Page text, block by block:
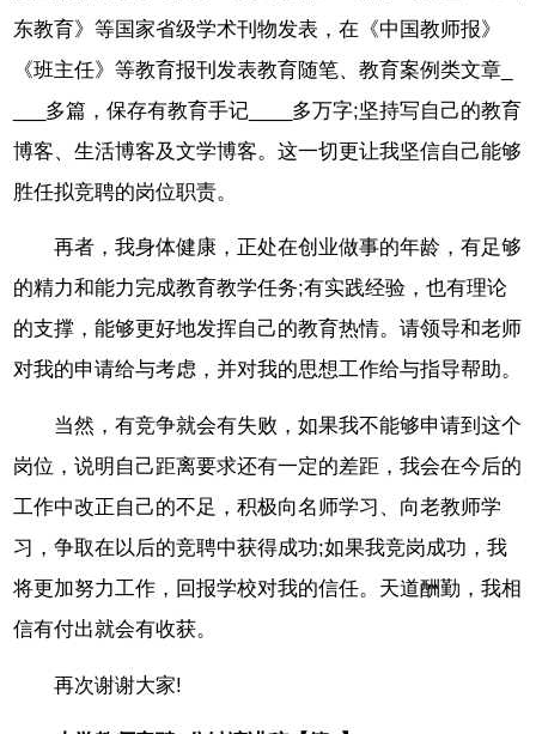
东教育》等国家省级学术刊物发表，在《中国教师报》
《班主任》等教育报刊发表教育随笔、教育案例类文章_
___多篇，保存有教育手记____多万字;坚持写自己的教育
博客、生活博客及文学博客。这一切更让我坚信自己能够
胜任拟竞聘的岗位职责。
再者，我身体健康，正处在创业做事的年龄，有足够
的精力和能力完成教育教学任务;有实践经验，也有理论
的支撑，能够更好地发挥自己的教育热情。请领导和老师
对我的申请给与考虑，并对我的思想工作给与指导帮助。
当然，有竞争就会有失败，如果我不能够申请到这个
岗位，说明自己距离要求还有一定的差距，我会在今后的
工作中改正自己的不足，积极向名师学习、向老教师学
习，争取在以后的竞聘中获得成功;如果我竞岗成功，我
将更加努力工作，回报学校对我的信任。天道酬勤，我相
信有付出就会有收获。
再次谢谢大家!